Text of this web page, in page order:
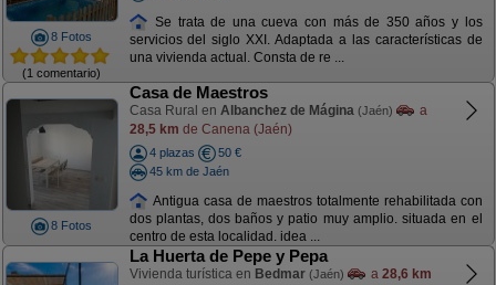
8 Fotos
(1 comentario)
Se trata de una cueva con más de 350 años y los
servicios del siglo XXI. Adaptada a las características de
una vivienda actual. Consta de re ...
8 Fotos
Casa de Maestros
Casa Rural en Albanchez de Mágina (Jaén)
a
28,5 km de Canena (Jaén)
4 plazas
50 €
45 km de Jaén
Antigua casa de maestros totalmente rehabilitada con
dos plantas, dos baños y patio muy amplio. situada en el
centro de esta localidad. idea ...
La Huerta de Pepe y Pepa
Vivienda turística en Bedmar (Jaén) a 28,6 km